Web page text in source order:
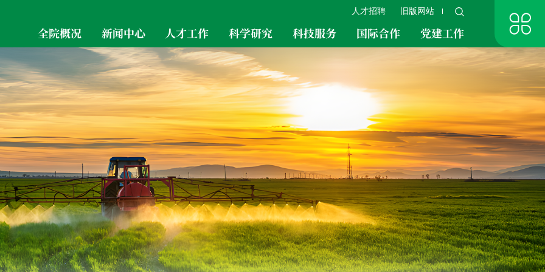
人才招聘 旧版网站
全院概况 新闻中心 人才工作 科学研究 科技服务 国际合作 党建工作